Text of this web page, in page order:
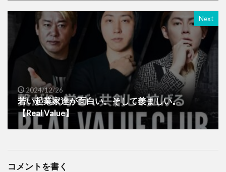
Next
2024/12/26
若い起業家達が面白い。そして羨ましい。
【Real Value】
コメントを書く